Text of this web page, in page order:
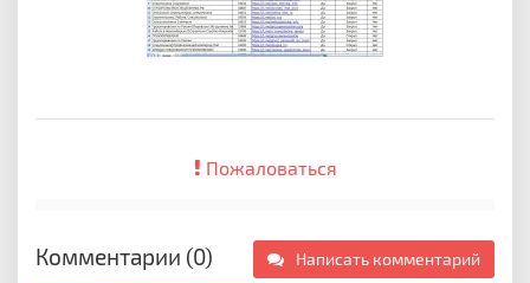
Пожаловаться
Комментарии (0) Написать комментарий